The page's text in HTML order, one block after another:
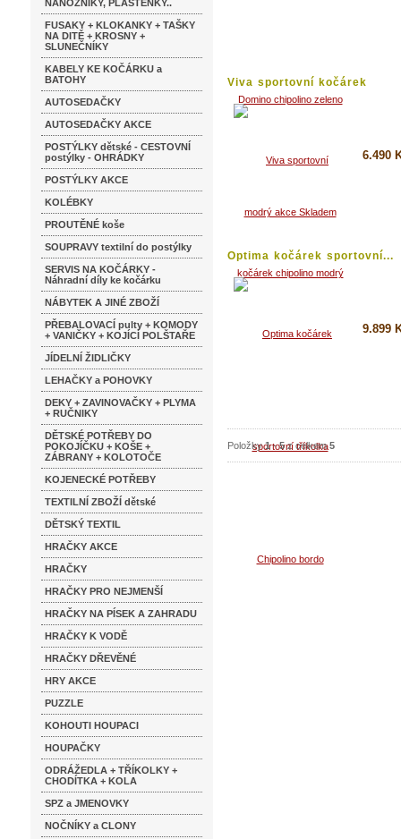
NÁNOŽNÍKY, PLÁŠTĚNKY..
FUSAKY + KLOKANKY + TAŠKY
NA DITĚ + KROSNY +
SLUNEČNÍKY
KABELY KE KOČÁRKU a
BATOHY
AUTOSEDAČKY
AUTOSEDAČKY AKCE
POSTÝLKY dětské - CESTOVNÍ
postýlky - OHRÁDKY
POSTÝLKY AKCE
KOLÉBKY
PROUTĚNÉ koše
SOUPRAVY textilní do postýlky
SERVIS NA KOČÁRKY -
Náhradní díly ke kočárku
NÁBYTEK A JINÉ ZBOŽÍ
PŘEBALOVACÍ pulty + KOMODY
+ VANIČKY + KOJÍCÍ POLŠTAŘE
JÍDELNÍ ŽIDLIČKY
LEHAČKY a POHOVKY
DEKY + ZAVINOVAČKY + PLYMA
+ RUČNIKY
DĚTSKÉ POTŘEBY DO
POKOJÍČKU + KOŠE +
ZÁBRANY + KOLOTOČE
KOJENECKÉ POTŘEBY
TEXTILNÍ ZBOŽÍ dětské
DĚTSKÝ TEXTIL
HRAČKY AKCE
HRAČKY
HRAČKY PRO NEJMENŠÍ
HRAČKY NA PÍSEK A ZAHRADU
HRAČKY K VODĚ
HRAČKY DŘEVĚNÉ
HRY AKCE
PUZZLE
KOHOUTI HOUPACI
HOUPAČKY
ODRÁŽEDLA + TŘÍKOLKY +
CHODÍTKA + KOLA
SPZ a JMENOVKY
NOČNÍKY a CLONY
Viva sportovní kočárek
chipolino...
6.490
Optima kočárek sportovní...
9.899
Položky1-5z celkem5